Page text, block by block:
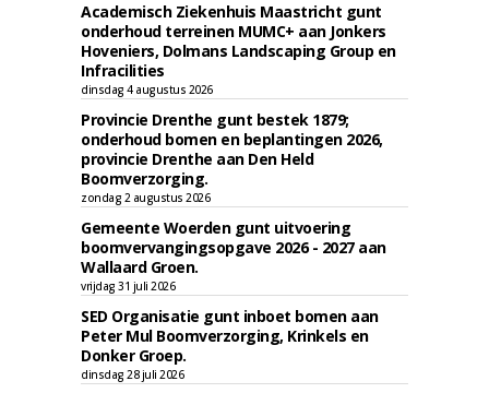
Academisch Ziekenhuis Maastricht gunt
onderhoud terreinen MUMC+ aan Jonkers
Hoveniers, Dolmans Landscaping Group en
Infracilities
dinsdag 4 augustus 2026
Provincie Drenthe gunt bestek 1879;
onderhoud bomen en beplantingen 2026,
provincie Drenthe aan Den Held
Boomverzorging.
zondag 2 augustus 2026
Gemeente Woerden gunt uitvoering
boomvervangingsopgave 2026 - 2027 aan
Wallaard Groen.
vrijdag 31 juli 2026
SED Organisatie gunt inboet bomen aan
Peter Mul Boomverzorging, Krinkels en
Donker Groep.
dinsdag 28 juli 2026